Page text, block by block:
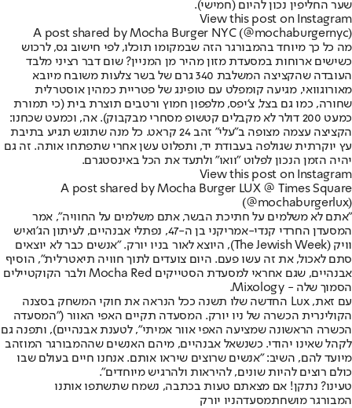
שער החליפין נכון להיום (חמישי).
View this post on Instagram
A post shared by Mocha Burger NYC (@mochaburgernyc)
מה כל כך מיוחד בהמבורגר הזה שבמקומו תוכלו, לפי חישוב גס, לרכוש
כשישים ארוחות במסעדת מזון מהיר מן המניין? שום דבר רציני מלבד
העובדה שהקציצה המשלבת 340 גרם של בשר צלעות משובח מיובא
מאורוגוואי, מגיעה קומפלט עם טופינג של פטריית כמהין אוסטרלית
שחורה, כמו גם בצל, צ'יפס, מלפפון חמוץ ורטבים תוצרת בית (כי תמורת
כמעט 200 דולר לא מקבלים קטשופ מסחרי מבקבוק). אה, וכמעט שכחנו:
הקציצה עצמה מצופה ב"עלי" זהב 24 קראט. כל מנה שתוגש תגיע בתיבת
עץ יוקרתית שגולפה בעבודת יד, ותפלוט עשן אחרי שתפתחו אותה. זה גם
יהיה הזמן הנכון לפלוט "וואו" ולתעד את הכל באינסטגרם.
View this post on Instagram
A post shared by Mocha Burger LUX @ Times Square
(@mochaburgerlux)
"אתם לא משלמים על חתיכת הבשר, אתם משלמים על החוויה", אמר
המסעדן החרדי קנדי-אמריקני בן ה-47, נפתלי אבנהיים, לעיתון הג'ואיש
וויק (The Jewish Week), היוצא לאור בניו יורק. "אנשים כבר לא יוצאים
סתם לאכול, את זה עשו פעם. היום צועדים לתוך חוויה תיאטרלית", הוסיף
אבנהיים, שגם אחראי למסעדת הסטייקים Mocha Red ולבר הקוקטיילים
הסמוך שלה - Mixology.
עם זאת, Lux החדשה שלו תשנה ככל הנראה את חוקי המשחק בסצנה
הקולינרית הכשרה של ניו יורק. המסעדה תקיים האפי האוור ("המסעדה
הכשרה הראשונה שמציעה האפי אוור אמיתי", לטענת אבנהיים), ותפנה גם
לקהל שאינו יהודי. כשנשאל אבנהיים, מיהם האנשים שההמבורגר המוזהב
מיועד להם, השיב: "אנשים שרוצים שיראו אותם. אנחנו חיים בעולם שבו
כולם רוצים להיות שונים, להיראות ולהרגיש מיוחדים".
טעינו? נתקן! אם מצאתם טעות בכתבה, נשמח שתשתפו אותנו
המבורגר מושחתמסעדהניו יורק